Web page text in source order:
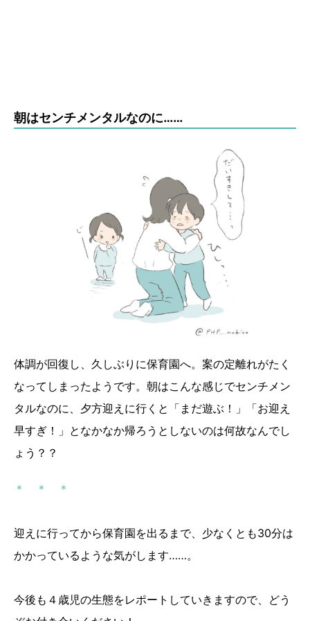
朝はセンチメンタルなのに……
体調が回復し、久しぶりに保育園へ。案の定離れがたく
なってしまったようです。朝はこんな感じでセンチメン
タルなのに、夕方迎えに行くと「まだ遊ぶ！」「お迎え
早すぎ！」となかなか帰ろうとしないのは何故なんでし
ょう？？
＊ ＊ ＊
迎えに行ってから保育園を出るまで、少なくとも30分は
かかっているような気がします……。
今後も４歳児の生態をレポートしていきますので、どう